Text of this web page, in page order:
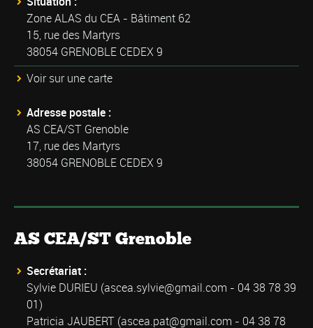
Zone ALAS du CEA - Bâtiment 62
15, rue des Martyrs
38054 GRENOBLE CEDEX 9
Voir sur une carte
Adresse postale :
AS CEA/ST Grenoble
17, rue des Martyrs
38054 GRENOBLE CEDEX 9
AS CEA/ST Grenoble
Secrétariat :
Sylvie DURIEU (ascea.sylvie@gmail.com - 04 38 78 39
01)
Patricia JAUBERT (ascea.pat@gmail.com - 04 38 78